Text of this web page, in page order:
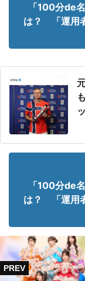
「100分de
は？ 「運用
「100分de
は？ 「運用